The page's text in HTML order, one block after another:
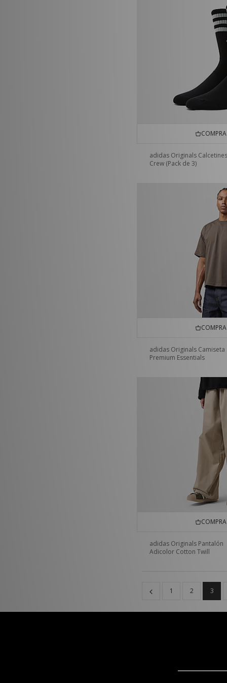
COMPRA
adidas Originals Calcetines
Crew (Pack de 3)
COMPRA
adidas Originals Camiseta
Premium Essentials
COMPRA
adidas Originals Pantalón
Adicolor Cotton Twill
1 2 3